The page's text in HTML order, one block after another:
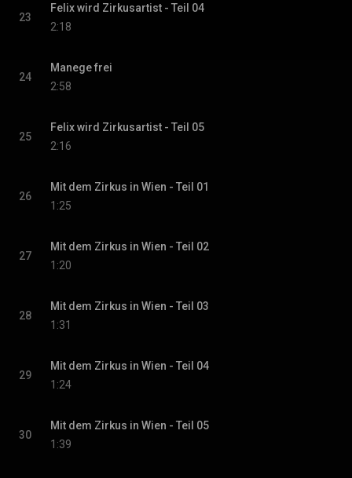
23
Felix wird Zirkusartist - Teil 04
2:18
24
Manege frei
2:58
25
Felix wird Zirkusartist - Teil 05
2:16
26
Mit dem Zirkus in Wien - Teil 01
1:25
27
Mit dem Zirkus in Wien - Teil 02
1:20
28
Mit dem Zirkus in Wien - Teil 03
1:31
29
Mit dem Zirkus in Wien - Teil 04
1:24
30
Mit dem Zirkus in Wien - Teil 05
1:39